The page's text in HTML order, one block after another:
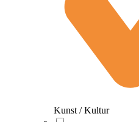
Kunst / Kultur